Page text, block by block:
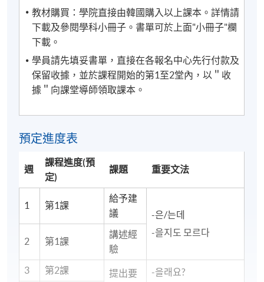
教材購買：學院直接由韓國購入以上課本。詳情請
下載及參閱學科小冊子。書單可於上面"小冊子"欄
下載。
學員請先填妥書單，直接在各報名中心先行付款及
保留收據，並於課程開始的第1至2堂內，以＂收
據＂向課堂導師領取課本。
預定進度表
週
課程進度(預
定)
課題 重要文法
1 第1課
給予建
議
-은/는데
-을지도 모르다
2
第1課
講述經
驗
3
第2課
提出要
-을래요?